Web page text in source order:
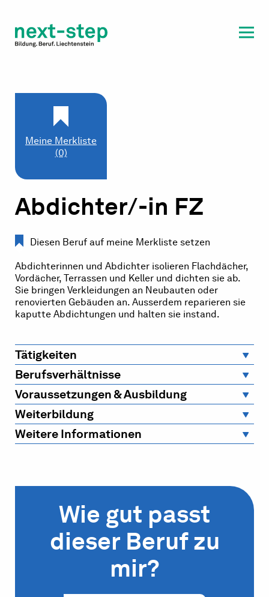
Beratung & Unterstützung
Meine Merkliste
(0)
Abdichter/-in FZ
Diesen Beruf auf meine Merkliste setzen
Abdichterinnen und Abdichter isolieren Flachdächer,
Vordächer, Terrassen und Keller und dichten sie ab.
Sie bringen Verkleidungen an Neubauten oder
renovierten Gebäuden an. Ausserdem reparieren sie
kaputte Abdichtungen und halten sie instand.
Tätigkeiten
Berufsverhältnisse
Voraussetzungen & Ausbildung
Weiterbildung
Weitere Informationen
Wie gut passt
dieser Beruf zu
mir?